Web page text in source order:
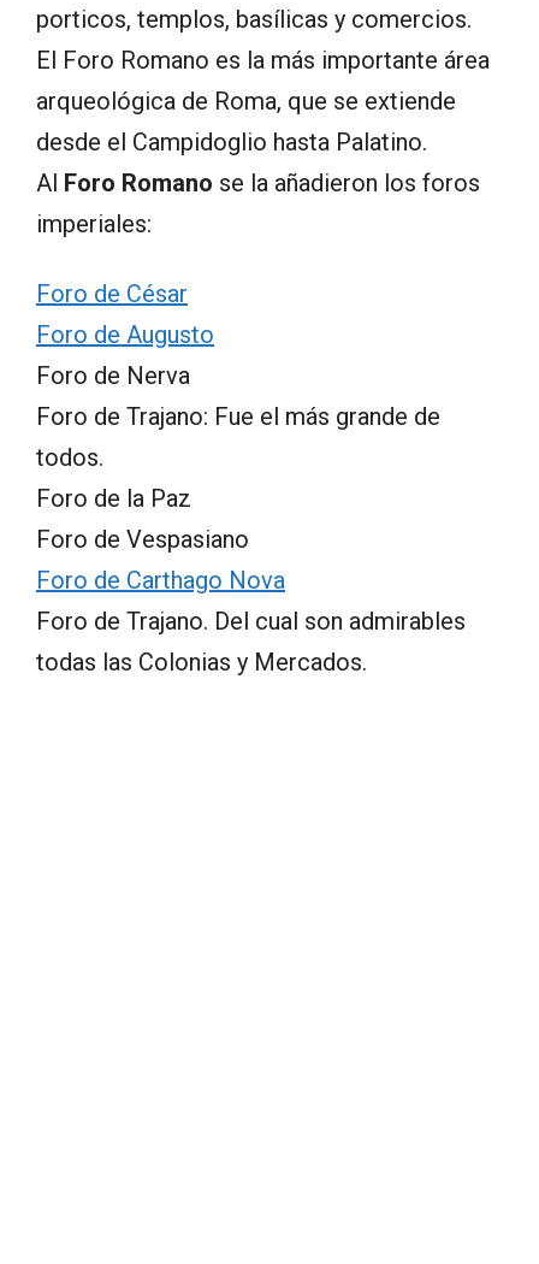
porticos, templos, basílicas y comercios.
El Foro Romano es la más importante área
arqueológica de Roma, que se extiende
desde el Campidoglio hasta Palatino.
Al Foro Romano se la añadieron los foros
imperiales:
Foro de César
Foro de Augusto
Foro de Nerva
Foro de Trajano: Fue el más grande de
todos.
Foro de la Paz
Foro de Vespasiano
Foro de Carthago Nova
Foro de Trajano. Del cual son admirables
todas las Colonias y Mercados.